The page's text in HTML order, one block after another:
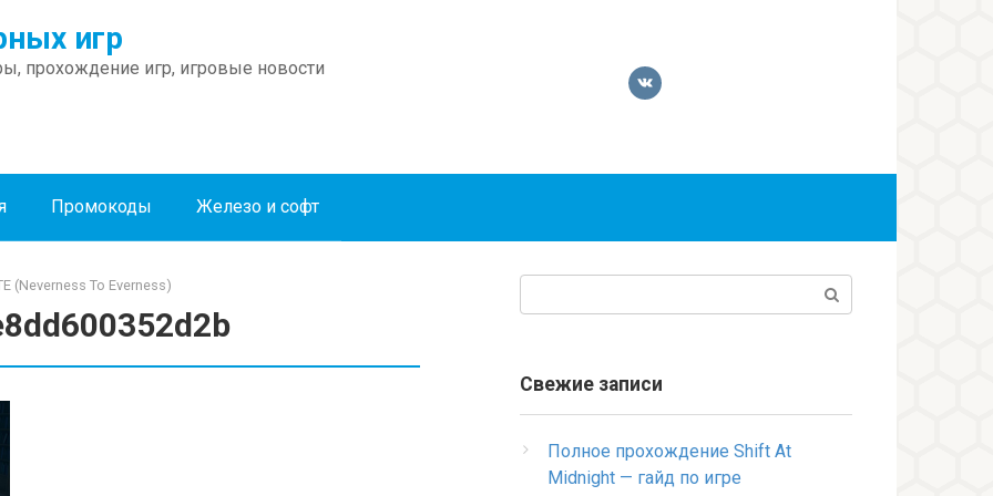
игр
прохождение игр, игровые новости
Промокоды Железо и софт
(Neverness To Everness)
Свежие записи
Полное прохождение Shift At
Midnight — гайд по игре